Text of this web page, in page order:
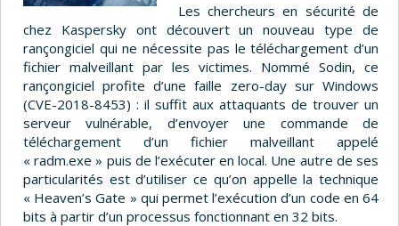
Les chercheurs en sécurité de
chez Kaspersky ont découvert un nouveau type de
rançongiciel qui ne nécessite pas le téléchargement d’un
fichier malveillant par les victimes. Nommé Sodin, ce
rançongiciel profite d’une faille zero-day sur Windows
(CVE-2018-8453) : il suffit aux attaquants de trouver un
serveur vulnérable, d’envoyer une commande de
téléchargement d’un fichier malveillant appelé
« radm.exe » puis de l’exécuter en local. Une autre de ses
particularités est d’utiliser ce qu’on appelle la technique
« Heaven’s Gate » qui permet l’exécution d’un code en 64
bits à partir d’un processus fonctionnant en 32 bits.